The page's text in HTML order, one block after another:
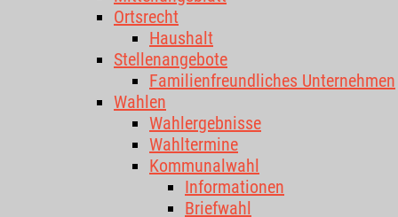
Ortsrecht
Haushalt
Stellenangebote
Familienfreundliches Unternehmen
Wahlen
Wahlergebnisse
Wahltermine
Kommunalwahl
Informationen
Briefwahl